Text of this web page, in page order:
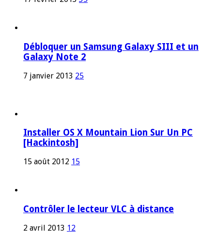
Débloquer un Samsung Galaxy SIII et un
Galaxy Note 2
7 janvier 2013 25
Installer OS X Mountain Lion Sur Un PC
[Hackintosh]
15 août 2012 15
Contrôler le lecteur VLC à distance
2 avril 2013 12